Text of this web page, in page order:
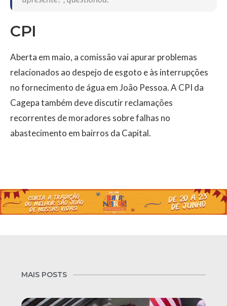
CPI
Aberta em maio, a comissão vai apurar problemas
relacionados ao despejo de esgoto e às interrupções
no fornecimento de água em João Pessoa. A CPI da
Cagepa também deve discutir reclamações
recorrentes de moradores sobre falhas no
abastecimento em bairros da Capital.
MAIS POSTS